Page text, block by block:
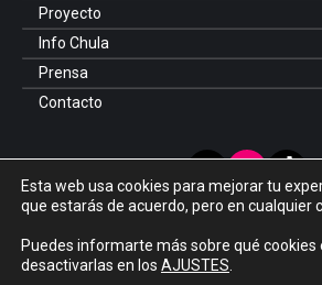
Proyecto
Info Chula
Prensa
Contacto
X
Esta web usa cookies para mejorar tu
que estarás de acuerdo, pero en cualquier
Puedes informarte más sobre qué
desactivarlas en los AJUSTES